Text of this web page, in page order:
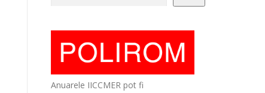
Anuarele IICCMER pot fi